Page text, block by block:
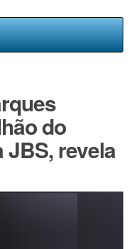
do
JBS, revela